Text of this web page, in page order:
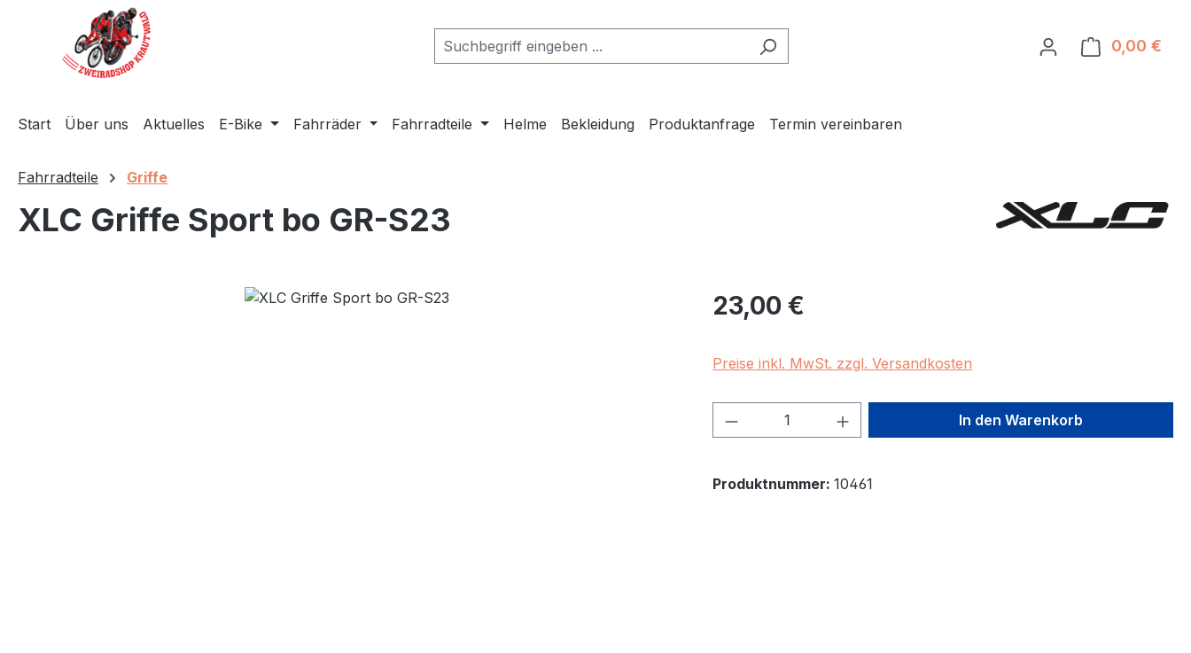
Hauptinhalt springen
Zur Suche springen
Zur Hauptnavigation springen
0,00 €
Start Über uns Aktuelles E-Bike Fahrräder Fahrradteile Helme Bekleidung Produktanfrage Termin vereinbaren
Fahrradteile Griffe
XLC Griffe Sport bo GR-S23
Regulärer Preis:
23,00 €
Preise inkl. MwSt. zzgl. Versandkosten
Produkt Anzahl: Gib den gewünschten Wert
In den Warenkorb
Produktnummer: 10461